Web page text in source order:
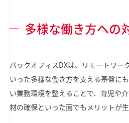
多様な働き方への
バックオフィスDXは、リモートワー
いった多様な働き方を支える基盤に
い業務環境を整えることで、育児や
材の確保といった面でもメリットが生